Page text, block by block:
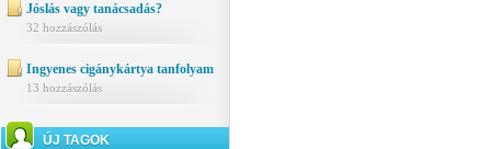
Jóslás vagy tanácsadás?
32 hozzászólás
Ingyenes cigánykártya tanfolyam
13 hozzászólás
ÚJ TAGOK